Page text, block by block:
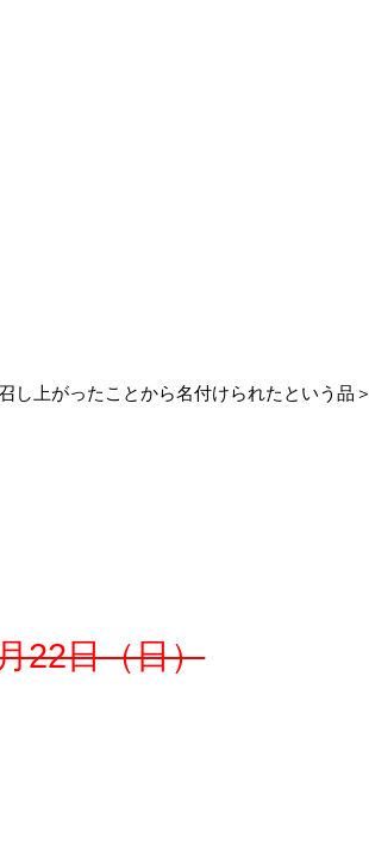
上がったことから名付けられたという品＞
22日（日）